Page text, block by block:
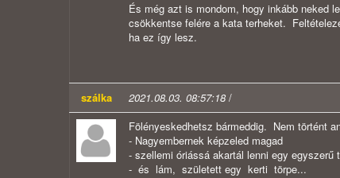
És még azt is mondom, hogy inkább neked
csökkentse felére a kata terheket.
ha ez így lesz.
szálka 2021.08.03. 08:57:18 /
Fölényeskedhetsz bármeddig. Nem történt
- Nagyembernek képzeled magad
- szellemi óriássá akartál lenni egy egyszerű
- és lám, született egy kerti törpe...